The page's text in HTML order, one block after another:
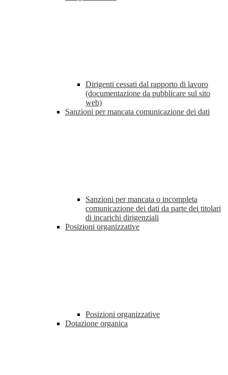
Dirigenti cessati dal rapporto di lavoro
(documentazione da pubblicare sul sito
web)
Sanzioni per mancata comunicazione dei dati
Sanzioni per mancata o incompleta
comunicazione dei dati da parte dei titolari
di incarichi dirigenziali
Posizioni organizzative
Posizioni organizzative
Dotazione organica